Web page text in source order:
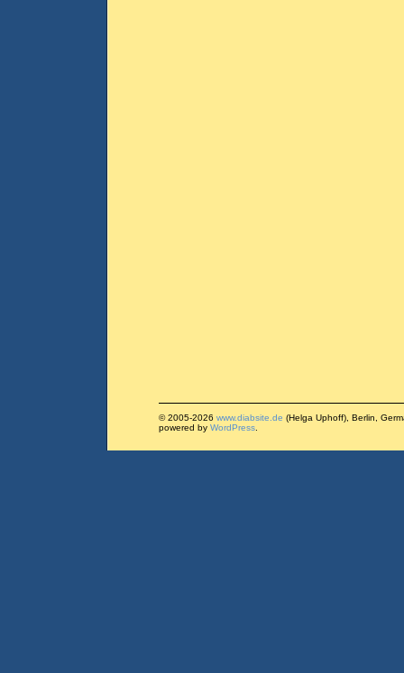
© 2005-2026 www.diabsite.de (Helga Uphoff), Berlin,
powered by WordPress.